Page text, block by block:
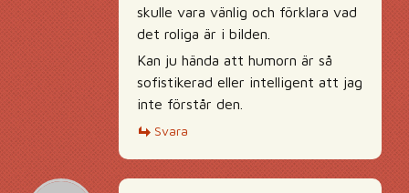
skulle vara vänlig och förklara vad
det roliga är i bilden.
Kan ju hända att humorn är så
sofistikerad eller intelligent att jag
inte förstår den.
Svara